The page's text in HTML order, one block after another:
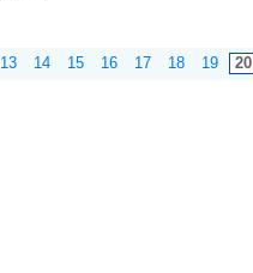
13 14 15 16 17 18 19 20